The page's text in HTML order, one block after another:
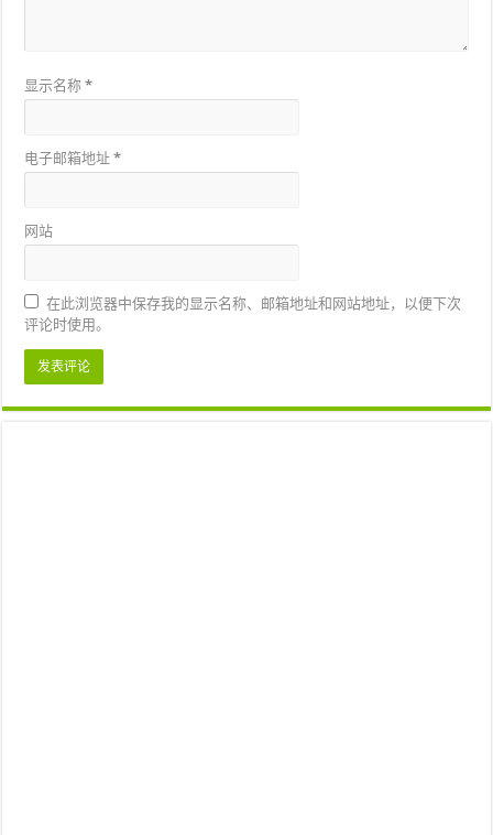
显示名称*
电子邮箱地址*
网站
在此浏览器中保存我的显示名称、邮箱地址和网站地址，以便下次
评论时使用。